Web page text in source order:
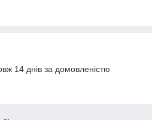
14 днів за домовленістю